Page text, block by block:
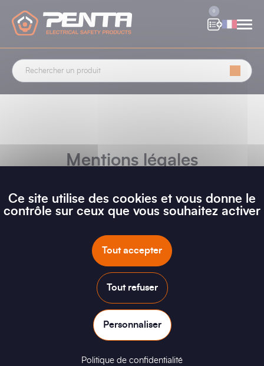
0
Mentions légales
LEGAL NOTICES - ALL LANGUAGES
Ce site utilise des cookies et vous donne le
contrôle sur ceux que vous souhaitez activer
Tout accepter
Tout refuser
Personnaliser
Politique de confidentialité